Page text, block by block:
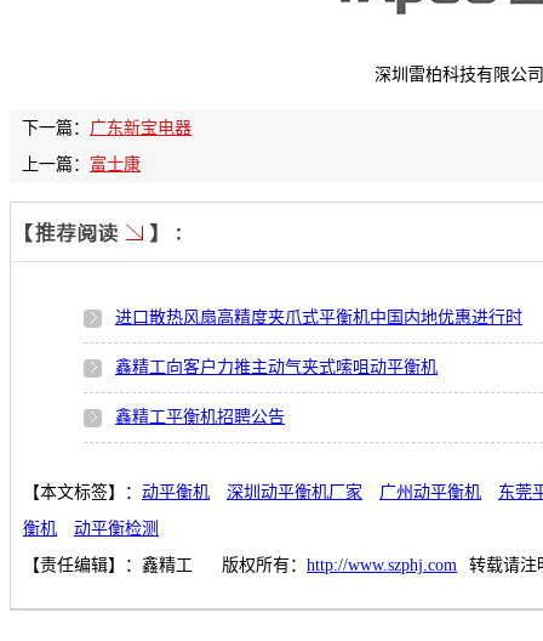
深圳雷柏科技有限公司
下一篇： 广东新宝电器
上一篇： 富士康
进口散热风扇高精度夹爪式平衡机中国内地优惠进行时
鑫精工向客户力推主动气夹式嗦咀动平衡机
鑫精工平衡机招聘公告
【本文标签】： 动平衡机 深圳动平衡机厂家 广州动平衡机
东莞
衡机
动平衡检测
【责任编辑】： 鑫精工 版权所有： http://www.szphj.com 转载请注